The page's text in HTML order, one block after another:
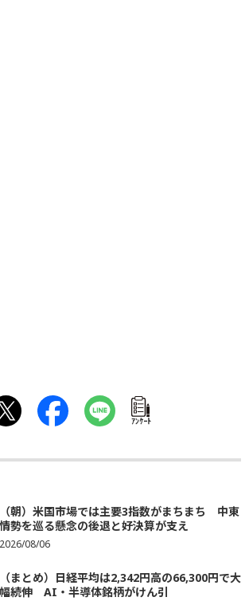
ｱﾝｹｰﾄ
（朝）米国市場では主要3指数がまちまち 中東
情勢を巡る懸念の後退と好決算が支え
2026/08/06
（まとめ）日経平均は2,342円高の66,300円で大
幅続伸 AI・半導体銘柄がけん引